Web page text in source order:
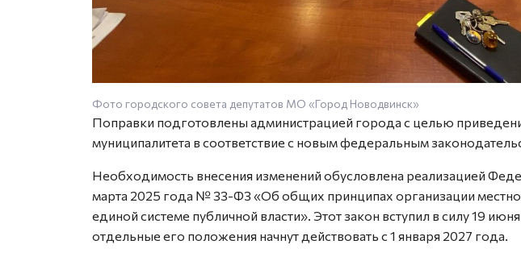
Фото городского совета депутатов МО «Город Новодвинск»
Поправки подготовлены администрацией города с целью
муниципалитета в соответствие с новым федеральным
Необходимость внесения изменений обусловлена реализацией
марта 2025 года № 33-ФЗ «Об общих принципах организации
единой системе публичной власти». Этот закон вступил в силу 19
отдельные его положения начнут действовать с 1 января 2027 года.